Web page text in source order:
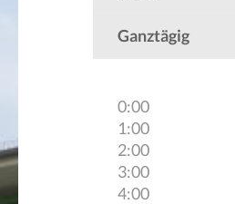
Ganztägig
0:00
1:00
2:00
3:00
4:00